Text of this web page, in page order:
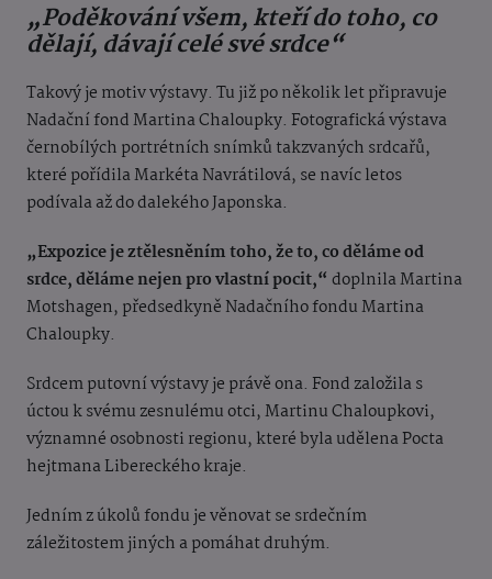
„Poděkování všem, kteří do toho, co
dělají, dávají celé své srdce“
Takový je motiv výstavy. Tu již po několik let připravuje
Nadační fond Martina Chaloupky. Fotografická výstava
černobílých portrétních snímků takzvaných srdcařů,
které pořídila Markéta Navrátilová, se navíc letos
podívala až do dalekého Japonska.
„Expozice je ztělesněním toho, že to, co děláme od
srdce, děláme nejen pro vlastní pocit,“ doplnila Martina
Motshagen, předsedkyně Nadačního fondu Martina
Chaloupky.
Srdcem putovní výstavy je právě ona. Fond založila s
úctou k svému zesnulému otci, Martinu Chaloupkovi,
významné osobnosti regionu, které byla udělena Pocta
hejtmana Libereckého kraje.
Jedním z úkolů fondu je věnovat se srdečním
záležitostem jiných a pomáhat druhým.